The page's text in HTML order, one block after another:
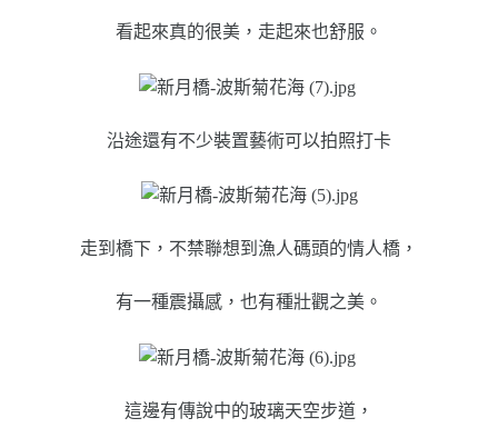
看起來真的很美，走起來也舒服。
沿途還有不少裝置藝術可以拍照打卡
走到橋下，不禁聯想到漁人碼頭的情人橋，
有一種震攝感，也有種壯觀之美。
這邊有傳說中的玻璃天空步道，